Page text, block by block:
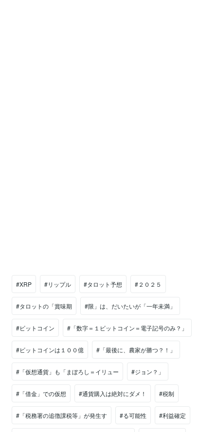
#XRP #リップル #タロット予想 #２０２５
#タロットの「賞味期 #限」は、だいたいが「一年未満」
#ビットコイン #「数字＝１ビットコイン＝電子記号のみ？」
#ビットコインは１００億 #「最後に、農家が勝つ？！」
#「仮想通貨」も「まぼろし＝イリュー #ジョン？」
#「借金」での仮想 #通貨購入は絶対にダメ！ #税制
#「税務署の追徴課税等」が発生す #る可能性 #利益確定